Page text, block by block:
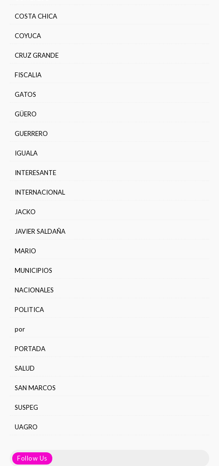
COSTA CHICA
COYUCA
CRUZ GRANDE
FISCALIA
GATOS
GÜERO
GUERRERO
IGUALA
INTERESANTE
INTERNACIONAL
JACKO
JAVIER SALDAÑA
MARIO
MUNICIPIOS
NACIONALES
POLITICA
por
PORTADA
SALUD
SAN MARCOS
SUSPEG
UAGRO
Follow Us